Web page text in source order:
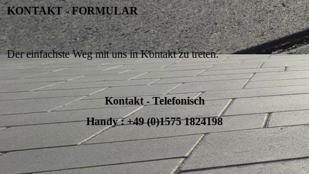
KONTAKT - FORMULAR
Der einfachste Weg mit uns in Kontakt zu treten.
Kontakt - Telefonisch
Handy : +49 (0)1575 1824198